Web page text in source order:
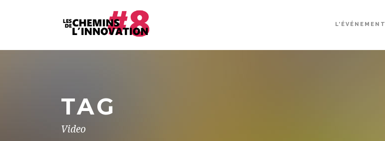
L’ÉVÉNEMENT
TAG
Video